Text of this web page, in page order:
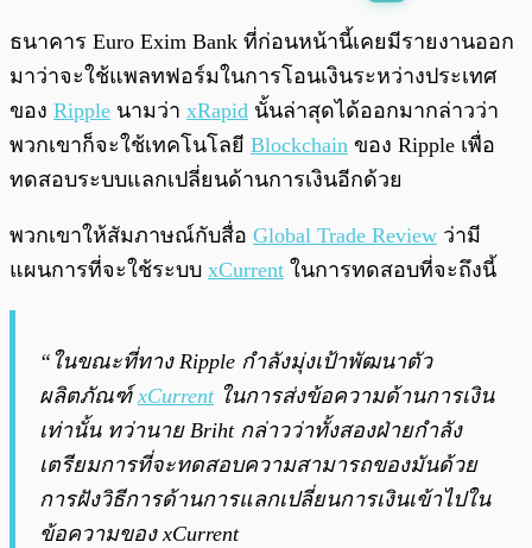
ธนาคาร Euro Exim Bank ที่ก่อนหน้านี้เคยมีรายงานออก
มาว่าจะใช้แพลทฟอร์มในการโอนเงินระหว่างประเทศ
ของ Ripple นามว่า xRapid นั้นล่าสุดได้ออกมากล่าวว่า
พวกเขาก็จะใช้เทคโนโลยี Blockchain ของ Ripple เพื่อ
ทดสอบระบบแลกเปลี่ยนด้านการเงินอีกด้วย
พวกเขาให้สัมภาษณ์กับสื่อ Global Trade Review ว่ามี
แผนการที่จะใช้ระบบ xCurrent ในการทดสอบที่จะถึงนี้
“ในขณะที่ทาง Ripple กำลังมุ่งเป้าพัฒนาตัว
ผลิตภัณฑ์ xCurrentในการส่งข้อความด้านการเงิน
เท่านั้น ทว่านาย Briht กล่าวว่าทั้งสองฝ่ายกำลัง
เตรียมการที่จะทดสอบความสามารถของมันด้วย
การฝังวิธีการด้านการแลกเปลี่ยนการเงินเข้าไปใน
ข้อความของ xCurrent